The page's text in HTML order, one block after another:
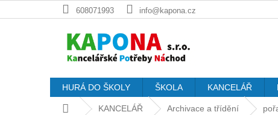
na
608071993 info@kapona.cz
HURÁ DO ŠKOLY ŠKOLA KANCELÁŘ
Domů KANCELÁŘ Archivace a třídění